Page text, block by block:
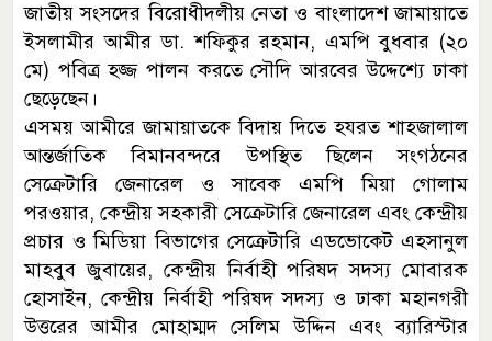
জাতীয় সংসদের বিরোধীদলীয় নেতা ও বাংলাদেশ জামায়াতে
ইসলামীর আমীর ডা. শফিকুর রহমান, এমপি বুধবার (২০
মে) পবিত্র হজ্জ পালন করতে সৌদি আরবের উদ্দেশ্যে ঢাকা
ছেড়েছেন।
এসময় আমীরে জামায়াতকে বিদায় দিতে হযরত শাহজালাল
আন্তর্জাতিক বিমানবন্দরে উপস্থিত ছিলেন সংগঠনের
সেক্রেটারি জেনারেল ও সাবেক এমপি মিয়া গোলাম
পরওয়ার, কেন্দ্রীয় সহকারী সেক্রেটারি জেনারেল এবং কেন্দ্রীয়
প্রচার ও মিডিয়া বিভাগের সেক্রেটারি এডভোকেট এহসানুল
মাহবুব জুবায়ের, কেন্দ্রীয় নির্বাহী পরিষদ সদস্য মোবারক
হোসাইন, কেন্দ্রীয় নির্বাহী পরিষদ সদস্য ও ঢাকা মহানগরী
উত্তরের আমীর মোহাম্মদ সেলিম উদ্দিন এবং ব্যারিস্টার